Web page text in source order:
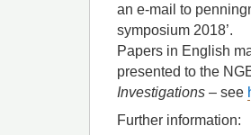
an e-mail to
symposium 2018’.
Papers in English
presented to the
Investigations – see
Further information: